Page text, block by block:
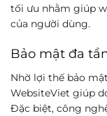
tối ưu nhằm giúp
của người dùng.
Bảo mật đa
Nhờ lợi thế bảo
WebsiteViet giúp
Đặc biệt, công